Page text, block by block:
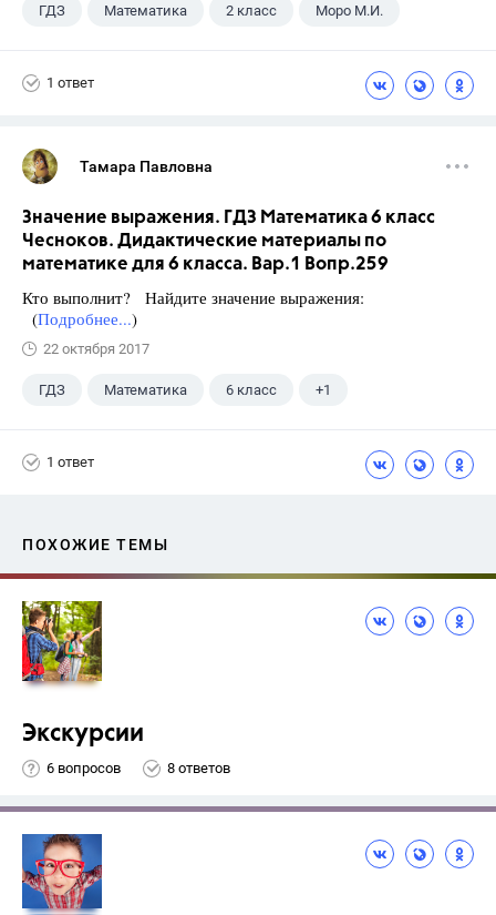
ГДЗ Математика 2 класс Моро М.И.
1 ответ
Тамара Павловна
Значение выражения. ГДЗ Математика 6 класс
Чесноков. Дидактические материалы по
математике для 6 класса. Вар.1 Вопр.259
Кто выполнит? Найдите значение выражения:
(Подробнее...)
22 октября 2017
ГДЗ Математика 6 класс +1
1 ответ
ПОХОЖИЕ ТЕМЫ
Экскурсии
6 вопросов 8 ответов